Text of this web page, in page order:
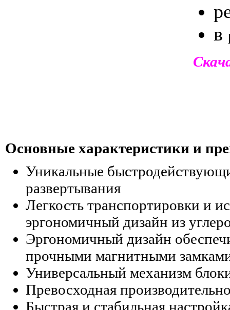
в
Основные характеристики и
Уникальные
развертывания
Легкость транспортировки и
эргономичный дизайн из
Эргономичный дизайн
прочными магнитными
Универсальный механизм
Превосходная
Быстрая и стабильная